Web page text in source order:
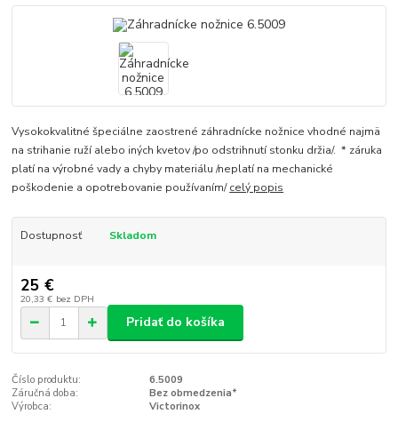
Vysokokvalitné špeciálne zaostrené záhradnícke nožnice vhodné najmä
na strihanie ruží alebo iných kvetov /po odstrihnutí stonku držia/. * záruka
platí na výrobné vady a chyby materiálu /neplatí na mechanické
poškodenie a opotrebovanie používaním/celý popis
Dostupnosť Skladom
25 €
20,33 € bez DPH
Pridať do košíka
Číslo produktu:
6.5009
Záručná doba:
Bez obmedzenia*
Výrobca:
Victorinox